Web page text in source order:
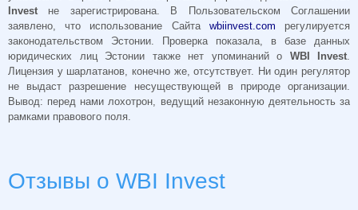
Invest не зарегистрирована. В Пользовательском Соглашении
заявлено, что использование Сайта wbiinvest.com регулируется
законодательством Эстонии. Проверка показала, в базе данных
юридических лиц Эстонии также нет упоминаний о WBI Invest
Лицензия у шарлатанов, конечно же, отсутствует. Ни один регулятор
не выдаст разрешение несуществующей в природе организации.
Вывод: перед нами лохотрон, ведущий незаконную деятельность за
рамками правового поля.
Отзывы о WBI Invest